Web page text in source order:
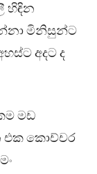
හිඳින
මිනිසුන්ට
අදට ද
මඩ
එක කොච්චර